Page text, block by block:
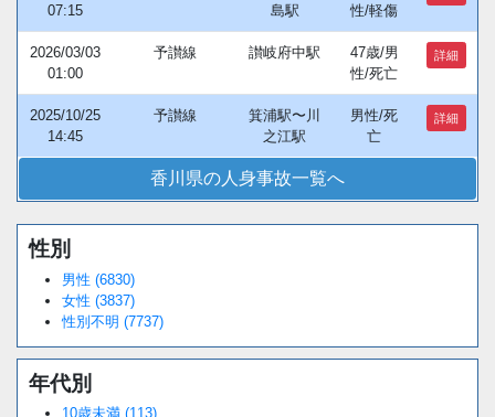
07:15
島駅
性/軽傷
2026/03/03
01:00
予讃線 讃岐府中駅
47歳/男
性/死亡
詳細
2025/10/25
14:45
予讃線
箕浦駅〜川
之江駅
男性/死
亡
詳細
香川県の人身事故一覧へ
性別
男性 (6830)
女性 (3837)
性別不明 (7737)
年代別
10歳未満 (113)